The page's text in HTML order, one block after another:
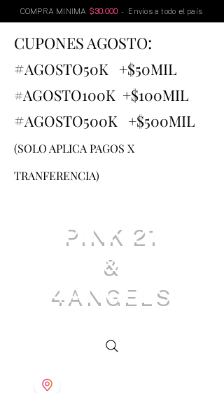
COMPRA MINIMA $30.000 - Envíos a todo el país
CUPONES AGOSTO:
#AGOSTO50K +$50MIL
#AGOSTO100K +$100MIL
#AGOSTO500K +$500MIL
(SOLO APLICA PAGOS X
TRANFERENCIA)
PINK 21
&
4ANGELS